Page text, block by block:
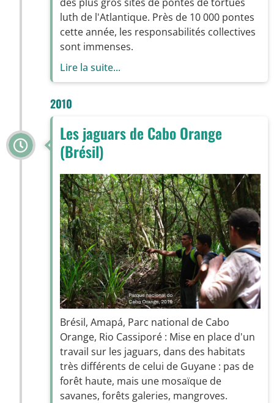
luth de l'Atlantique. Près de 10 000 pontes
cette année, les responsabilités collectives
sont immenses.
Lire la suite...
2010
Les jaguars de Cabo Orange
(Brésil)
Brésil, Amapá, Parc national de Cabo
Orange, Rio Cassiporé : Mise en place d'un
travail sur les jaguars, dans des habitats
très différents de celui de Guyane : pas de
forêt haute, mais une mosaïque de
savanes, forêts galeries, mangroves.